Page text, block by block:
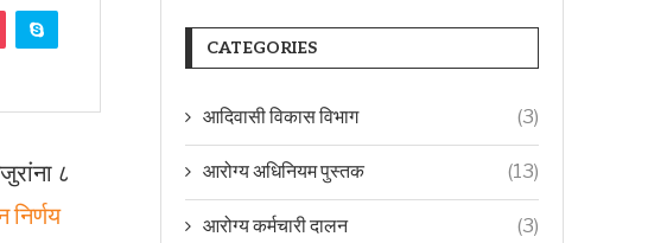
८
CATEGORIES
आदिवासी विकास विभाग (3)
आरोग्य अधिनियम पुस्तक (13)
आरोग्य कर्मचारी दालन (3)